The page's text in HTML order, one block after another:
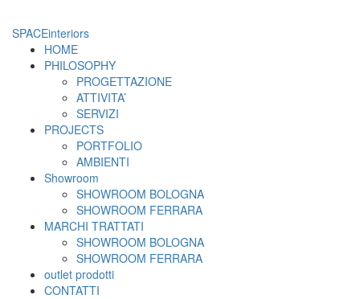
SPACEinteriors
HOME
PHILOSOPHY
PROGETTAZIONE
ATTIVITA’
SERVIZI
PROJECTS
PORTFOLIO
AMBIENTI
Showroom
SHOWROOM BOLOGNA
SHOWROOM FERRARA
MARCHI TRATTATI
SHOWROOM BOLOGNA
SHOWROOM FERRARA
outlet prodotti
CONTATTI